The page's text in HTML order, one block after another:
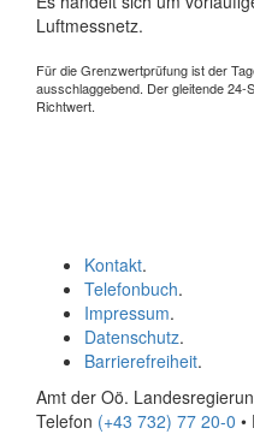
Luftmessnetz.
Für die Grenzwertprüfung ist der
ausschlaggebend. Der gleitende
Richtwert.
Kontakt.
Telefonbuch.
Impressum.
Datenschutz.
Barrierefreiheit.
Amt der Oö.
Telefon (+43 732) 77 20-0 •